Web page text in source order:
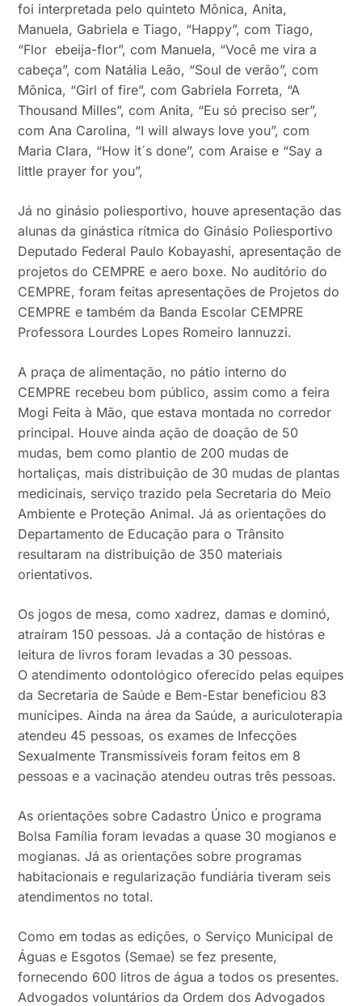
foi interpretada pelo quinteto Mônica, Anita,
Manuela, Gabriela e Tiago, “Happy”, com Tiago,
“Flor ebeija-flor”, com Manuela, “Você me vira a
cabeça”, com Natália Leão, “Soul de verão”, com
Mônica, “Girl of fire”, com Gabriela Forreta, “A
Thousand Milles”, com Anita, “Eu só preciso ser”,
com Ana Carolina, “I will always love you”, com
Maria Clara, “How it´s done”, com Araise e “Say a
little prayer for you”,
Já no ginásio poliesportivo, houve apresentação das
alunas da ginástica rítmica do Ginásio Poliesportivo
Deputado Federal Paulo Kobayashi, apresentação de
projetos do CEMPRE e aero boxe. No auditório do
CEMPRE, foram feitas apresentações de Projetos do
CEMPRE e também da Banda Escolar CEMPRE
Professora Lourdes Lopes Romeiro Iannuzzi.
A praça de alimentação, no pátio interno do
CEMPRE recebeu bom público, assim como a feira
Mogi Feita à Mão, que estava montada no corredor
principal. Houve ainda ação de doação de 50
mudas, bem como plantio de 200 mudas de
hortaliças, mais distribuição de 30 mudas de plantas
medicinais, serviço trazido pela Secretaria do Meio
Ambiente e Proteção Animal. Já as orientações do
Departamento de Educação para o Trânsito
resultaram na distribuição de 350 materiais
orientativos.
Os jogos de mesa, como xadrez, damas e dominó,
atraíram 150 pessoas. Já a contação de históras e
leitura de livros foram levadas a 30 pessoas.
O atendimento odontológico oferecido pelas equipes
da Secretaria de Saúde e Bem-Estar beneficiou 83
munícipes. Ainda na área da Saúde, a auriculoterapia
atendeu 45 pessoas, os exames de Infecções
Sexualmente Transmissíveis foram feitos em 8
pessoas e a vacinação atendeu outras três pessoas.
As orientações sobre Cadastro Único e programa
Bolsa Família foram levadas a quase 30 mogianos e
mogianas. Já as orientações sobre programas
habitacionais e regularização fundiária tiveram seis
atendimentos no total.
Como em todas as edições, o Serviço Municipal de
Águas e Esgotos (Semae) se fez presente,
fornecendo 600 litros de água a todos os presentes.
Advogados voluntários da Ordem dos Advogados